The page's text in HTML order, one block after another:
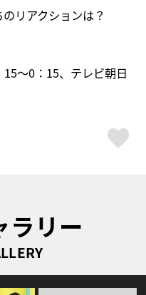
リアクションは？
～0：15、テレビ朝日
ラリー